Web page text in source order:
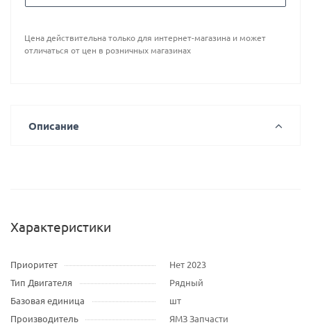
Цена действительна только для интернет-магазина и может
отличаться от цен в розничных магазинах
Описание
Характеристики
Приоритет
Нет 2023
Тип Двигателя
Рядный
Базовая единица
шт
Производитель
ЯМЗ Запчасти